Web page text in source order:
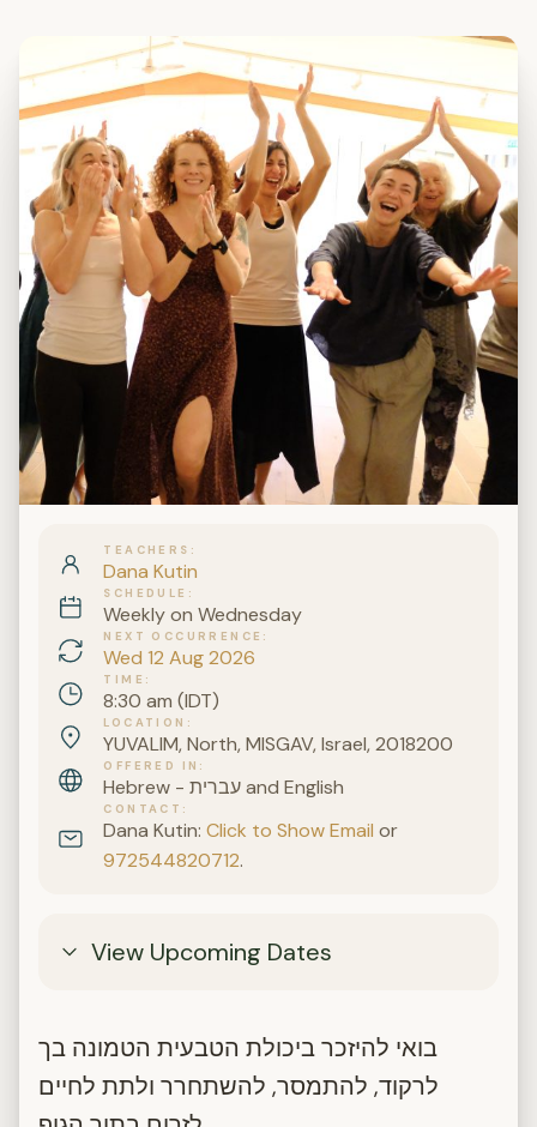
TEACHERS
Dana Kutin
SCHEDULE
Weekly on Wednesday
NEXT OCCURRENCE
Wed 12 Aug 2026
TIME
8:30 am (IDT)
LOCATION
YUVALIM, North, MISGAV, Israel, 2018200
OFFERED IN
Hebrew - עברית and English
CONTACT
Dana Kutin:Click to Show Email or
972544820712.
View Upcoming Dates
בואי להיזכר ביכולת הטבעית הטמונה בך
לרקוד, להתמסר, להשתחרר ולתת לחיים